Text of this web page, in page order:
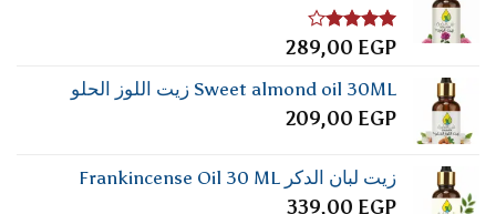
تم
4.00من
5
289,00 EGP
Sweet almond oil 30ML زيت اللوز الحلو
209,00 EGP
زيت لبان الدكر Frankincense Oil 30 ML
339,00 EGP